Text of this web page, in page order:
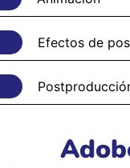
Efectos de